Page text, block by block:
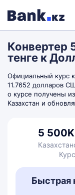
Конвертер
тенге к
Официальный курс
11.7652 долларов
о курсе получены
Казахстан и
5 500
Быстрая